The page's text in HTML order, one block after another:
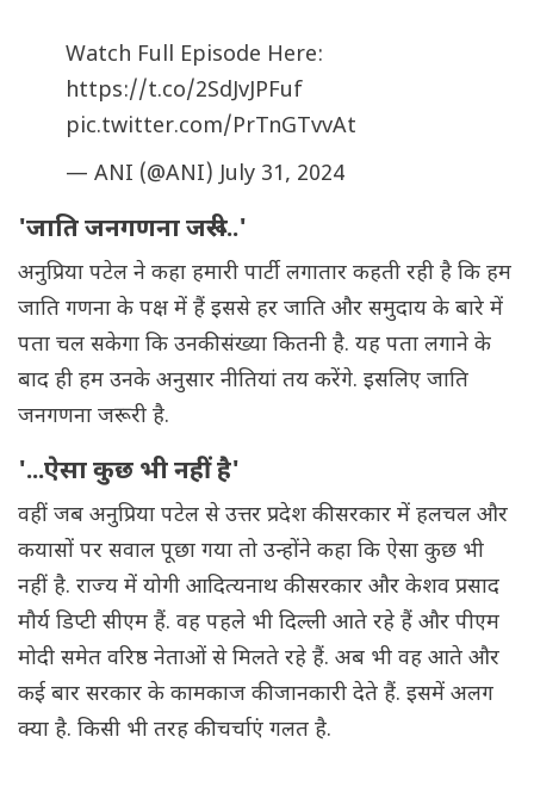
Watch Full Episode Here:
https://t.co/2SdJvJPFuf
pic.twitter.com/PrTnGTvvAt
— ANI (@ANI)July 31, 2024
'जाति जनगणना जरूरी..'
अनुप्रिया पटेल ने कहा हमारी पार्टी लगातार कहती रही है कि हम
जाति गणना के पक्ष में हैं इससे हर जाति और समुदाय के बारे में
पता चल सकेगा कि उनकी संख्या कितनी है. यह पता लगाने के
बाद ही हम उनके अनुसार नीतियां तय करेंगे. इसलिए जाति
जनगणना जरूरी है.
'...ऐसा कुछ भी नहीं है'
वहीं जब अनुप्रिया पटेल से उत्तर प्रदेश की सरकार में हलचल और
कयासों पर सवाल पूछा गया तो उन्होंने कहा कि ऐसा कुछ भी
नहीं है. राज्य में योगी आदित्यनाथ की सरकार और केशव प्रसाद
मौर्य डिप्टी सीएम हैं. वह पहले भी दिल्ली आते रहे हैं और पीएम
मोदी समेत वरिष्ठ नेताओं से मिलते रहे हैं. अब भी वह आते और
कई बार सरकार के कामकाज की जानकारी देते हैं. इसमें अलग
क्या है. किसी भी तरह की चर्चाएं गलत है.